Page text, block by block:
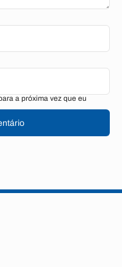
a próxima vez que eu